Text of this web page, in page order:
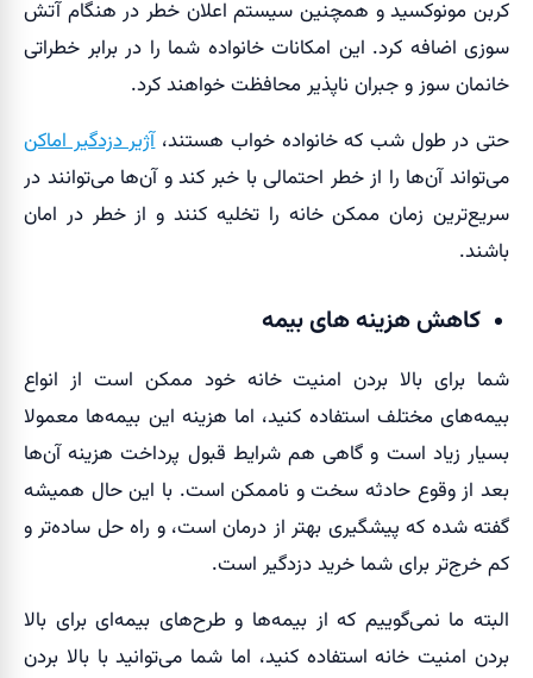
کربن مونوکسید و همچنین سیستم اعلان خطر در هنگام آتش
سوزی اضافه کرد. این امکانات خانواده شما را در برابر خطراتی
خانمان سوز و جبران ناپذیر محافظت خواهند کرد.
حتی در طول شب که خانواده خواب هستند،آژیر دزدگیر اماکن
می‌تواند آن‌ها را از خطر احتمالی با خبر کند و آن‌ها می‌توانند در
سریع‌ترین زمان ممکن خانه را تخلیه کنند و از خطر در امان
باشند.
کاهش هزینه های بیمه
شما برای بالا بردن امنیت خانه خود ممکن است از انواع
بیمه‌های مختلف استفاده کنید، اما هزینه این بیمه‌ها معمولا
بسیار زیاد است و گاهی هم شرایط قبول پرداخت هزینه آن‌ها
بعد از وقوع حادثه سخت و ناممکن است. با این حال همیشه
گفته شده که پیشگیری بهتر از درمان است، و راه حل ساده‌تر و
کم خرج‌تر برای شما خرید دزدگیر است.
البته ما نمی‌گوییم که از بیمه‌ها و طرح‌های بیمه‌ای برای بالا
بردن امنیت خانه استفاده کنید، اما شما می‌توانید با بالا بردن